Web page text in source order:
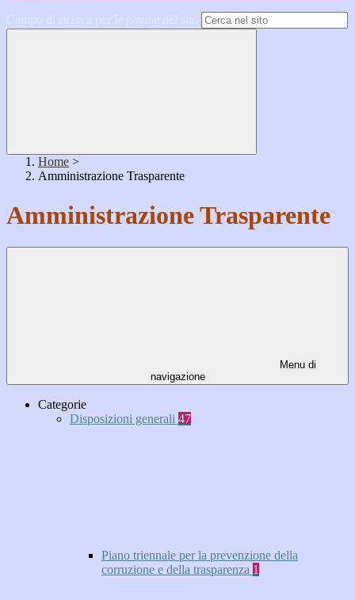
Home >
Amministrazione Trasparente
Amministrazione Trasparente
Menu di
navigazione
Categorie
Disposizioni generali 47
Piano triennale per la prevenzione della
corruzione e della trasparenza 1